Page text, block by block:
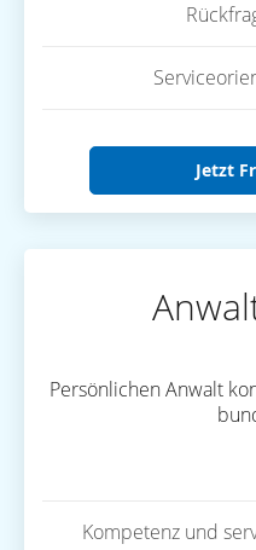
Jetzt
Persönlichen Anwalt
Kompetenz und